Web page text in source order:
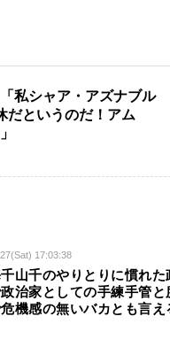
私シャア・アズナブル
だというのだ！アム
17:03:38
千山千のやりとりに慣れ
治家としての手練手管
機感の無いバカとも言え